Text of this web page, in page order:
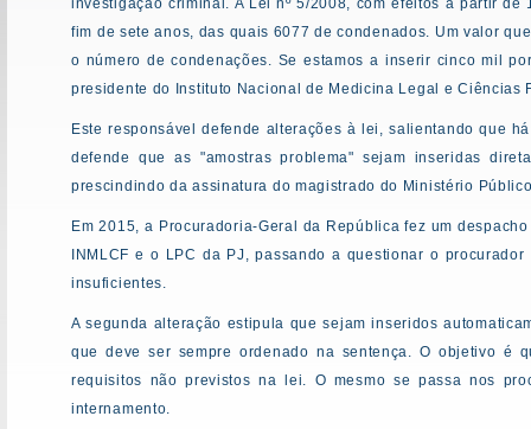
investigação criminal. A Lei nº 5/2008, com efeitos a partir
fim de sete anos, das quais 6077 de condenados. Um valor
o número de condenações. Se estamos a inserir cinco mil
presidente do Instituto Nacional de Medicina Legal e
Este responsável defende alterações à lei, salientando que
defende que as "amostras problema" sejam inseridas
prescindindo da assinatura do magistrado do Ministério
Em 2015, a Procuradoria-Geral da República fez um
INMLCF e o LPC da PJ, passando a questionar o
insuficientes.
A segunda alteração estipula que sejam inseridos
que deve ser sempre ordenado na sentença. O objetivo
requisitos não previstos na lei. O mesmo se passa nos
internamento.